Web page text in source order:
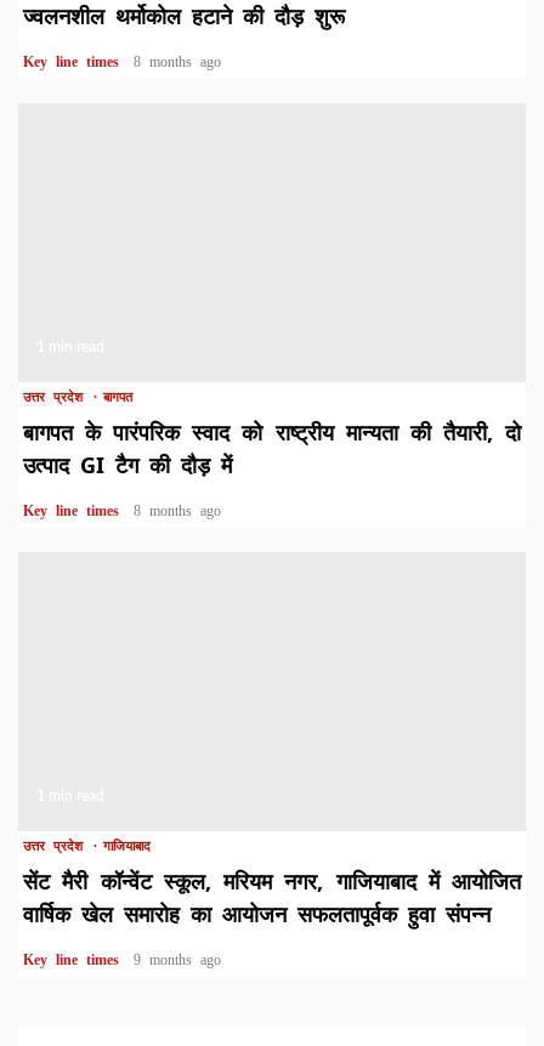
ज्वलनशील थर्मोकोल हटाने की दौड़ शुरू
Key line times 8 months ago
उत्तर प्रदेश बागपत
बागपत के पारंपरिक स्वाद को राष्ट्रीय मान्यता की तैयारी, दो
उत्पाद GI टैग की दौड़ में
Key line times 8 months ago
उत्तर प्रदेश गाजियाबाद
सेंट मैरी कॉन्वेंट स्कूल, मरियम नगर, गाजियाबाद में आयोजित
वार्षिक खेल समारोह का आयोजन सफलतापूर्वक हुवा संपन्न
Key line times 9 months ago